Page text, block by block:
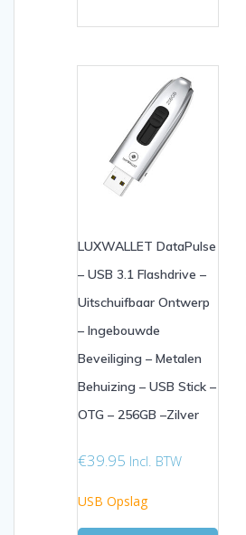
LUXWALLET DataPulse
– USB 3.1 Flashdrive –
Uitschuifbaar Ontwerp
– Ingebouwde
Beveiliging – Metalen
Behuizing – USB Stick –
OTG – 256GB –Zilver
€39.95 Incl. BTW
USB Opslag